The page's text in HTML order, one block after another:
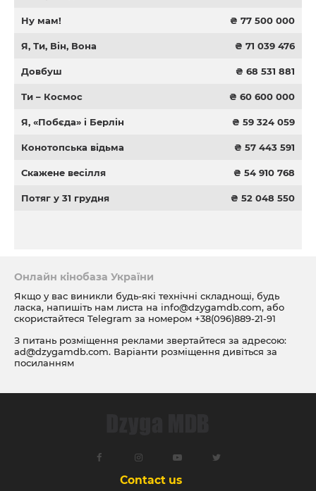
Ну мам! ₴ 77 500 000
Я, Ти, Він, Вона ₴ 71 039 476
Довбуш ₴ 68 531 881
Ти – Космос ₴ 60 600 000
Я, «Побєда» і Берлін ₴ 59 324 059
Конотопська відьма ₴ 57 443 591
Скажене весілля ₴ 54 910 768
Потяг у 31 грудня ₴ 52 048 550
Онлайн кінобаза України
Якщо у вас виникли будь-які технічні складнощі, будь
ласка, напишіть нам листа на info@dzygamdb.com, або
скористайтеся Telegram за номером +38(096)889-21-91
З питань розміщення реклами звертайтеся за адресою:
ad@dzygamdb.com. Варіанти розміщення дивіться за
посиланням
Contact us